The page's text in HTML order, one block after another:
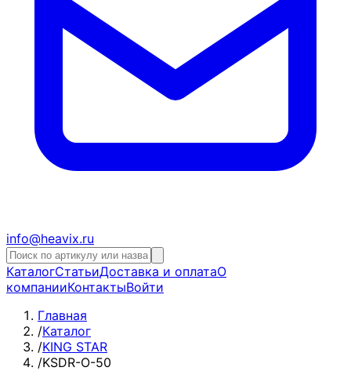
info@heavix.ru
КаталогСтатьиДоставка и оплатаО
компанииКонтактыВойти
Главная
/Каталог
/KING STAR
/KSDR-O-50